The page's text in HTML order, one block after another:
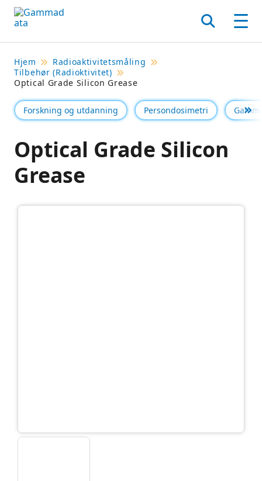
Hopp
til
Søk
Hjem
Radioaktivitetsmåling
Tilbehør (Radioktivitet)
Optical Grade Silicon Grease
Forskning og utdanning Persondosimetri Se
Optical Grade Silicon
Grease